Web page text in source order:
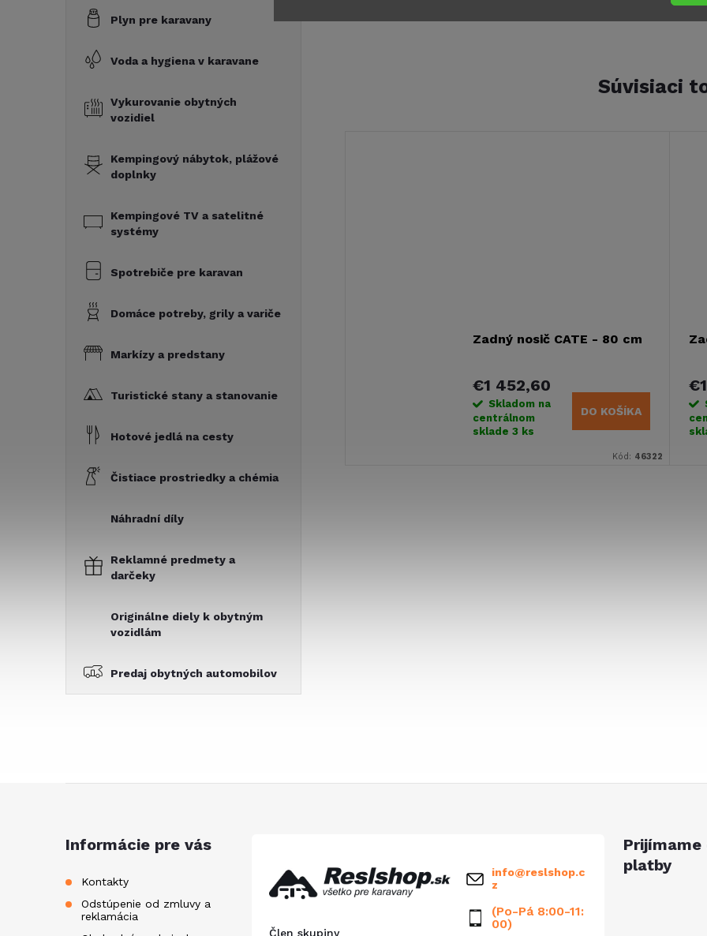
Plyn pre karavany
Voda a hygiena v karavane
Vykurovanie obytných
vozidiel
Kempingový nábytok, plážové
doplnky
Kempingové TV a satelitné
systémy
Spotrebiče pre karavan
Domáce potreby, grily a variče
Markízy a predstany
Turistické stany a stanovanie
Hotové jedlá na cesty
Čistiace prostriedky a chémia
Náhradní díly
Reklamné predmety a
darčeky
Originálne diely k obytným
vozidlám
Predaj obytných automobilov
Súvisiaci
Zadný nosič CATE - 80 cm
€1 452,60
Skladom na
centrálnom
sklade 3 ks
DO KOŠÍKA
Kód: 46322
Informácie pre vás
Kontakty
Odstúpenie od zmluvy a
reklamácia
Člen skupiny
info@reslshop.c
z
(Po-Pá 8:00-11:
00)
Prijímame
platby